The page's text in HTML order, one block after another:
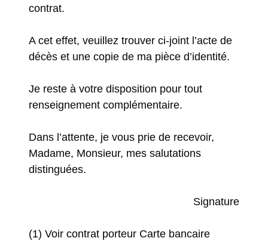
contrat.
A cet effet, veuillez trouver ci-joint l’acte de
décès et une copie de ma pièce d’identité.
Je reste à votre disposition pour tout
renseignement complémentaire.
Dans l’attente, je vous prie de recevoir,
Madame, Monsieur, mes salutations
distinguées.
Signature
(1) Voir contrat porteur Carte bancaire